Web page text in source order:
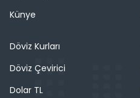
Künye
Döviz Kurları
Döviz Çevirici
Dolar TL